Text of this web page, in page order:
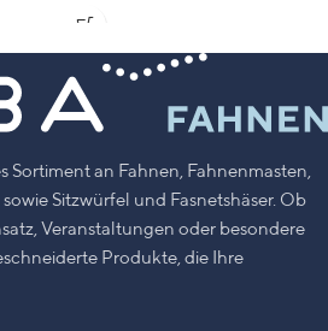
Wählen Sie Fahnentyp und Größe
Leuchtende Farben mit hoher
UV-Stabilität
Made in Germany
Sortiment an Fahnen, Fahnenmasten,
Sitzwürfel und Fasnetshäser. Ob
Veranstaltungen oder besondere
Produkte, die Ihre